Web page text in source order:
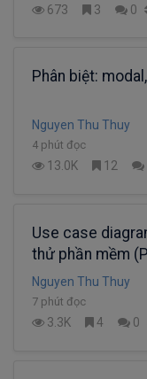
673 3 0
Phân biệt:
Nguyen Thu Thuy
4 phút đọc
13.0K 12
Use case
thử phần mềm
Nguyen Thu Thuy
7 phút đọc
3.3K 4 0